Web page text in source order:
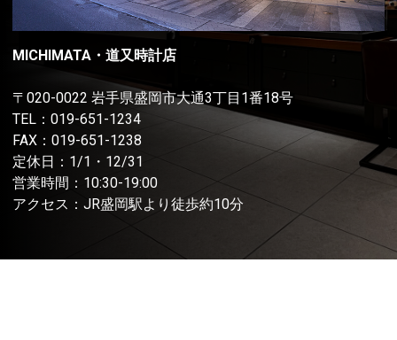
MICHIMATA・道又時計店
〒020-0022 岩手県盛岡市大通3丁目1番18号
TEL： 019-651-1234
FAX：019-651-1238
定休日：1/1・12/31
営業時間：10:30-19:00
アクセス：JR盛岡駅より徒歩約10分